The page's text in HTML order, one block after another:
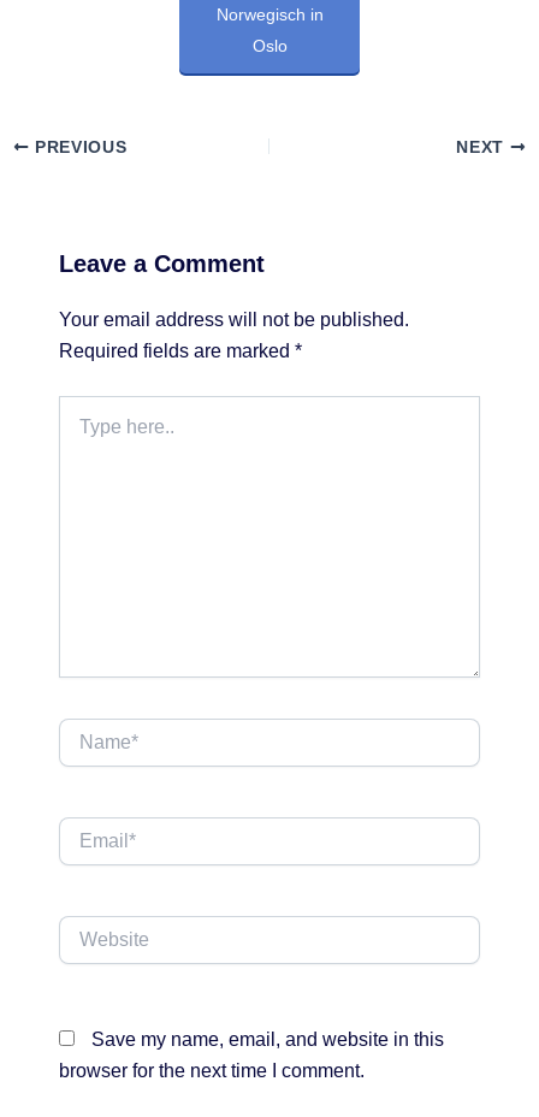
Norwegisch in
Oslo
PREVIOUS NEXT
Leave a Comment
Your email address will not be published.
Required fields are marked *
here..
Name*
Email*
Website
Save my name, email, and website in this
browser for the next time I comment.